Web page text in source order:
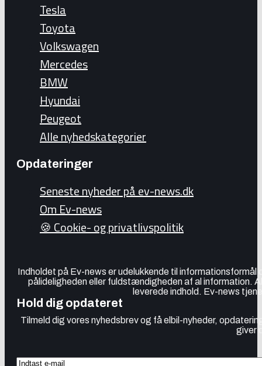
Tesla
Toyota
Volkswagen
Mercedes
BMW
Hyundai
Peugeot
Alle nyhedskategorier
Opdateringer
Seneste nyheder på ev-news.dk
Om Ev-news
🍪 Cookie- og privatlivspolitik
Indholdet på Ev-news er udelukkende til
pålideligheden eller fuldstændigheden af al information.
leverede indhold. Ev-news
Hold dig opdateret
Tilmeld dig vores nyhedsbrev og få elbil-nyheder,
giver